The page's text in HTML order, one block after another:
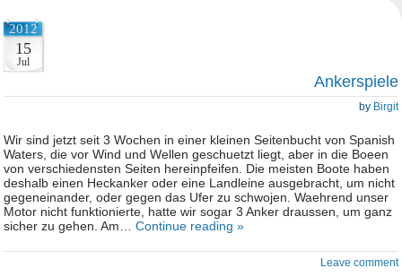
2012
15
Jul
Ankerspiele
by Birgit
Wir sind jetzt seit 3 Wochen in einer kleinen Seitenbucht von Spanish
Waters, die vor Wind und Wellen geschuetzt liegt, aber in die Boeen
von verschiedensten Seiten hereinpfeifen. Die meisten Boote haben
deshalb einen Heckanker oder eine Landleine ausgebracht, um nicht
gegeneinander, oder gegen das Ufer zu schwojen. Waehrend unser
Motor nicht funktionierte, hatte wir sogar 3 Anker draussen, um ganz
sicher zu gehen. Am… Continue reading »
Leave comment